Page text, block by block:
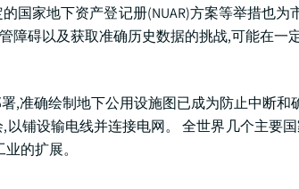
国家地下资产登记册(NUAR)方案等举措也
碍以及获取准确历史数据的挑战,可能在一
,准确绘制地下公用设施图已成为防止中断
铺设输电线并连接电网。 全世界几个主要
的扩展。